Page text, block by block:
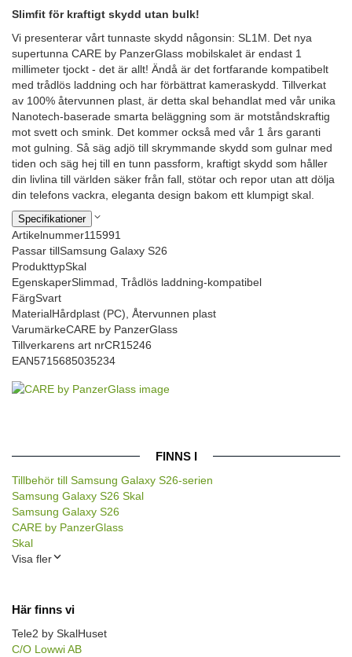
Slimfit för kraftigt skydd utan bulk!
Vi presenterar vårt tunnaste skydd någonsin: SL1M. Det nya
supertunna CARE by PanzerGlass mobilskalet är endast 1
millimeter tjockt - det är allt! Ändå är det fortfarande kompatibelt
med trådlös laddning och har förbättrat kameraskydd. Tillverkat
av 100% återvunnen plast, är detta skal behandlat med vår unika
Nanotech-baserade smarta beläggning som är motståndskraftig
mot svett och smink. Det kommer också med vår 1 års garanti
mot gulning. Så säg adjö till skrymmande skydd som gulnar med
tiden och säg hej till en tunn passform, kraftigt skydd som håller
din livlina till världen säker från fall, stötar och repor utan att dölja
din telefons vackra, eleganta design bakom ett klumpigt skal.
Specifikationer
Artikelnummer115991
Passar tillSamsung Galaxy S26
ProdukttypSkal
EgenskaperSlimmad, Trådlös laddning-kompatibel
FärgSvart
MaterialHårdplast (PC), Återvunnen plast
VarumärkeCARE by PanzerGlass
Tillverkarens art nrCR15246
EAN5715685035234
FINNS I
Tillbehör till Samsung Galaxy S26-serien
Samsung Galaxy S26 Skal
Samsung Galaxy S26
CARE by PanzerGlass
Skal
Visa fler
Här finns vi
Tele2 by SkalHuset
C/O Lowwi AB